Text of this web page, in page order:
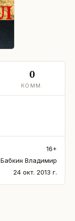
0
КОММ.
16+
Бабкин Владимир
24 окт. 2013 г.